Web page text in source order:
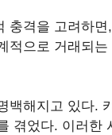
충격을 고려하
적으로 거래되
백해지고 있다.
겪었다. 이러한